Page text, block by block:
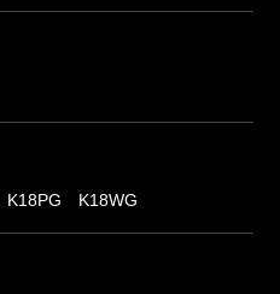
K18WG